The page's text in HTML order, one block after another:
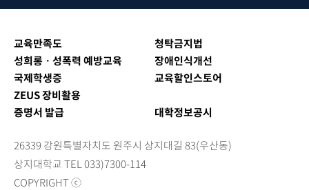
교육만족도
청탁금지법
성희롱ㆍ성폭력 예방교육
장애인식개선
국제학생증
교육할인스토어
ZEUS 장비활용
증명서 발급
대학정보공시
26339 강원특별자치도 원주시 상지대길 83(우산동)
상지대학교 TEL 033)7300-114
COPYRIGHT ⓒ